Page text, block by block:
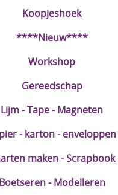
Koopjeshoek
****Nieuw****
Workshop
Gereedschap
Lijm - Tape - Magneten
- karton - enveloppen
maken - Scrapbook
Boetseren - Modelleren